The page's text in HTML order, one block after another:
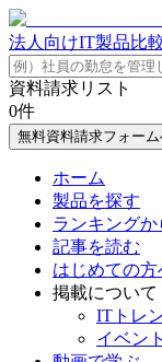
法人向けIT製品比
資料請求リスト
0件
無料資料請求フォー
ホーム
製品を探す
ランキングか
記事を読む
はじめての方
掲載について
ITトレ
イベン